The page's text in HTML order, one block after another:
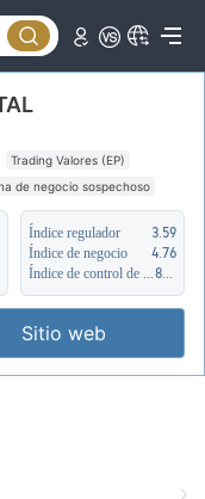
Trading Valores (EP)
de negocio sospechoso
Índice regulador
3.59
Índice de negocio
4.76
Sitio web